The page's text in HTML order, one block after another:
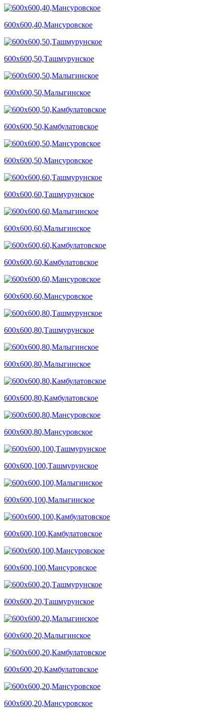
600х600,40,Мансуровское
600х600,50,Ташмурунское
600х600,50,Малыгинское
600х600,50,Камбулатовское
600х600,50,Мансуровское
600х600,60,Ташмурунское
600х600,60,Малыгинское
600х600,60,Камбулатовское
600х600,60,Мансуровское
600х600,80,Ташмурунское
600х600,80,Малыгинское
600х600,80,Камбулатовское
600х600,80,Мансуровское
600х600,100,Ташмурунское
600х600,100,Малыгинское
600х600,100,Камбулатовское
600х600,100,Мансуровское
600х600,20,Ташмурунское
600х600,20,Малыгинское
600х600,20,Камбулатовское
600х600,20,Мансуровское